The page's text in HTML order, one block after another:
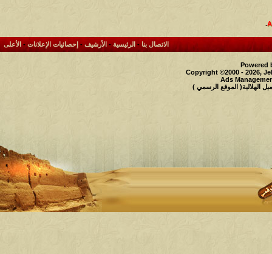
.
الاتصال بنا- الرئيسية-الأرشيف- إحصائيات الإعلانات- الأعلى
Powered
Copyright ©2000 - 2026,
Ads
الهلالية( الموقع الرسمي )